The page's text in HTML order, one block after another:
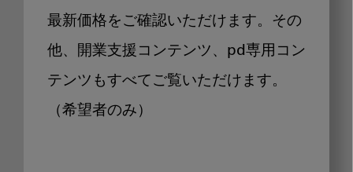
最新価格をご確認いただけます。その
他、開業支援コンテンツ、pd専用コン
テンツもすべてご覧いただけます。
（希望者のみ）